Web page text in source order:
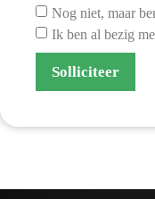
Nog niet, maar
Ik ben al bezig
Solliciteer